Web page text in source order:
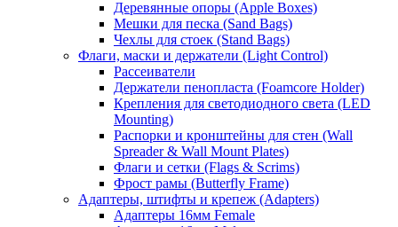
Деревянные опоры (Apple Boxes)
Мешки для песка (Sand Bags)
Чехлы для стоек (Stand Bags)
Флаги, маски и держатели (Light Control)
Рассеиватели
Держатели пенопласта (Foamcore Holder)
Крепления для светодиодного света (LED
Mounting)
Распорки и кронштейны для стен (Wall
Spreader & Wall Mount Plates)
Флаги и сетки (Flags & Scrims)
Фрост рамы (Butterfly Frame)
Адаптеры, штифты и крепеж (Adapters)
Адаптеры 16мм Female